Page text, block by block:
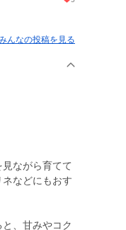
んなの投稿を見る
ながら育てて
などにもおす
、甘みやコク